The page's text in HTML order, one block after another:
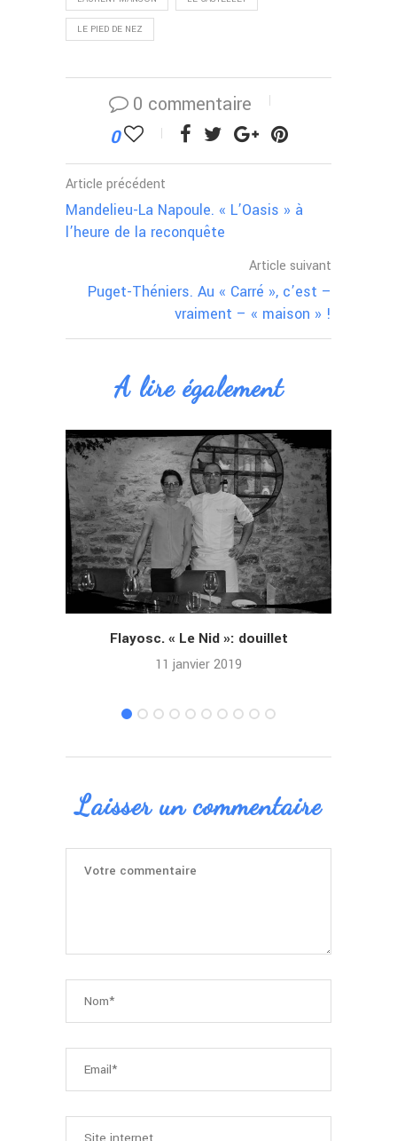
LE PIED DE NEZ
0 commentaire
0
Article précédent
Mandelieu-La Napoule. « L’Oasis » à
l’heure de la reconquête
Article suivant
Puget-Théniers. Au « Carré », c’est –
vraiment – « maison » !
A lire également
Flayosc. « Le Nid »: douillet
11 janvier 2019
Laisser un commentaire